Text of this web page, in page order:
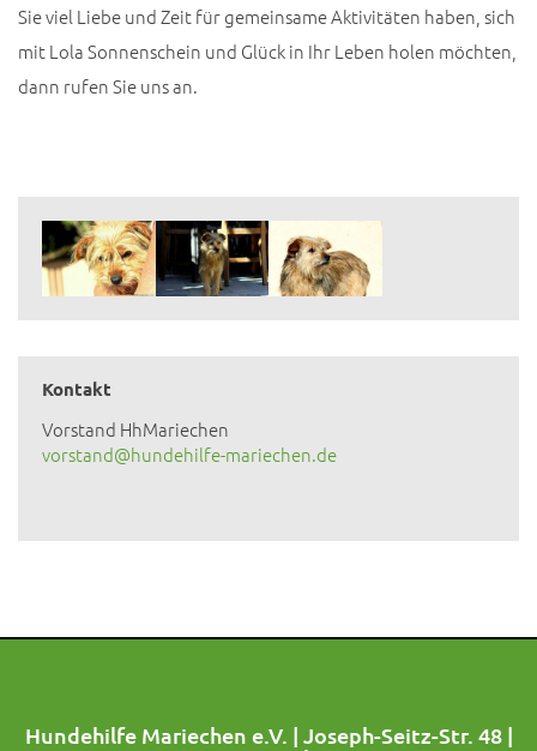
Sie viel Liebe und Zeit für gemeinsame Aktivitäten haben, sich
mit Lola Sonnenschein und Glück in Ihr Leben holen möchten,
dann rufen Sie uns an.
Kontakt
Vorstand HhMariechen
vorstand@hundehilfe-mariechen.de
Hundehilfe Mariechen e.V. | Joseph-Seitz-Str. 48 |